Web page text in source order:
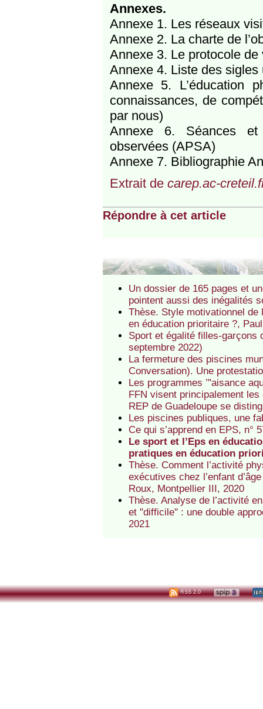
Annexes.
Annexe 1. Les réseaux
Annexe 2. La charte de
Annexe 3. Le protocole de
Annexe 4. Liste des sigles
Annexe 5. L’éducation
connaissances, de
par nous)
Annexe 6. Séances et
observées (APSA)
Annexe 7. Bibliographie
Extrait de carep.ac-
Répondre à cet article
Un dossier de 165 pages et
pointent aussi des inégalités
Thèse. Style motivationnel de
en éducation prioritaire ?,
Sport et égalité filles-garçons
septembre 2022)
La fermeture des piscines
Conversation). Une
Les programmes ’"aisance
FFN visent principalement
REP de Guadeloupe se
Les piscines publiques, une
Ce qui s’apprend en EPS, n°
Le sport et l’Eps en
pratiques en éducation
Thèse. Comment l’activité
exécutives chez l’enfant
Roux, Montpellier III, 2020
Thèse. Analyse de l’activité
et "difficile" : une double
2021
RSS 2.0